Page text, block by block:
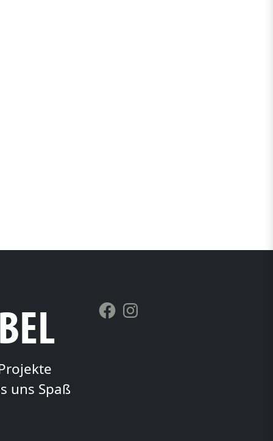
uns Spaß
FacebookInstagram